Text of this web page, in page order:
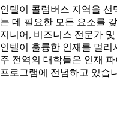
인텔이 콜럼버스 지역을
는 데 필요한 모든 요소를
지니어, 비즈니스 전문가
인텔이 훌륭한 인재를 멀리
주 전역의 대학들은 인재
프로그램에 전념하고 있습